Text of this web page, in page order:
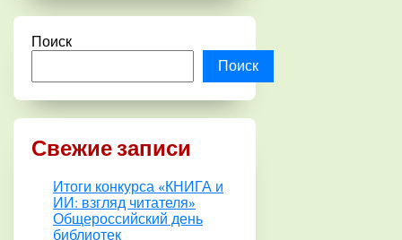
Поиск
Поиск
Свежие записи
Итоги конкурса «КНИГА и
ИИ: взгляд читателя»
Общероссийский день
библиотек